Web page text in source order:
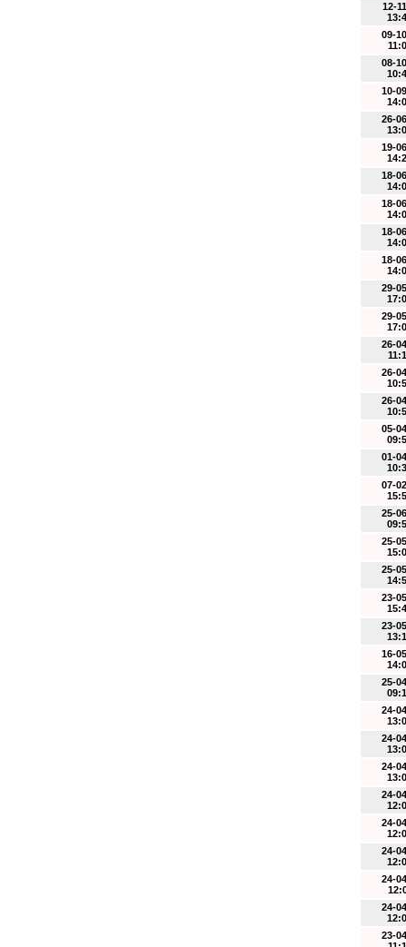
12-
09-
08-
10-
26-
19-
18-
18-
18-
18-
29-
29-
26-
26-
26-
05-
01-
07-
25-
25-
25-
23-
23-
16-
25-
24-
24-
24-
24-
24-
24-
24-
24-
23-